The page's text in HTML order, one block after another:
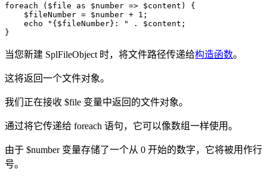
foreach ($file as $number => $content) {
    $fileNumber = $number + 1;
    echo "{$fileNumber}: " . $content;
}
当您新建 SplFileObject 时，将文件路径传递给构造函数。
这将返回一个文件对象。
我们正在接收 $file 变量中返回的文件对象。
通过将它传递给 foreach 语句，它可以像数组一样使用。
由于 $number 变量存储了一个从 0 开始的数字，它将被用作行
号。